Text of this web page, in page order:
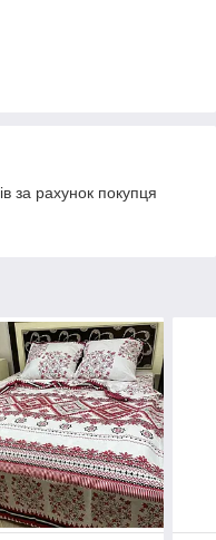
за рахунок покупця